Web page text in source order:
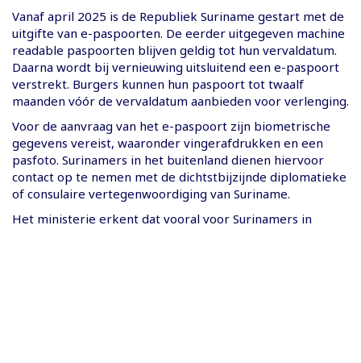
Vanaf april 2025 is de Republiek Suriname gestart met de
uitgifte van e-paspoorten. De eerder uitgegeven machine
readable paspoorten blijven geldig tot hun vervaldatum.
Daarna wordt bij vernieuwing uitsluitend een e-paspoort
verstrekt. Burgers kunnen hun paspoort tot twaalf
maanden vóór de vervaldatum aanbieden voor verlenging.
Voor de aanvraag van het e-paspoort zijn biometrische
gegevens vereist, waaronder vingerafdrukken en een
pasfoto. Surinamers in het buitenland dienen hiervoor
contact op te nemen met de dichtstbijzijnde diplomatieke
of consulaire vertegenwoordiging van Suriname.
Het ministerie erkent dat vooral voor Surinamers in